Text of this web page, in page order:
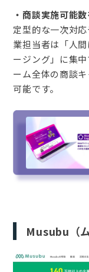
・商談実施可能
定型的な一次対
業担当者は「人
ージング」に集
ーム全体の商談
可能です。
Musubu（ム